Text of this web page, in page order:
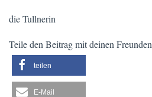
die Tullnerin
Teile den Beitrag mit deinen Freunden
teilen
E-Mail